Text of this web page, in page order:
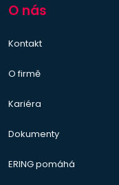
O nás
Kontakt
O firmě
Kariéra
Dokumenty
ERING pomáhá